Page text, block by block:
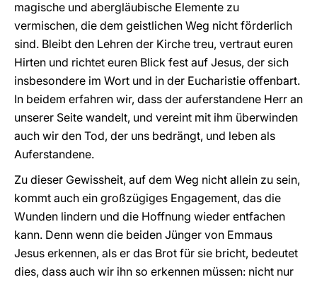
magische und abergläubische Elemente zu
vermischen, die dem geistlichen Weg nicht förderlich
sind. Bleibt den Lehren der Kirche treu, vertraut euren
Hirten und richtet euren Blick fest auf Jesus, der sich
insbesondere im Wort und in der Eucharistie offenbart.
In beidem erfahren wir, dass der auferstandene Herr an
unserer Seite wandelt, und vereint mit ihm überwinden
auch wir den Tod, der uns bedrängt, und leben als
Auferstandene.
Zu dieser Gewissheit, auf dem Weg nicht allein zu sein,
kommt auch ein großzügiges Engagement, das die
Wunden lindern und die Hoffnung wieder entfachen
kann. Denn wenn die beiden Jünger von Emmaus
Jesus erkennen, als er das Brot für sie bricht, bedeutet
dies, dass auch wir ihn so erkennen müssen: nicht nur